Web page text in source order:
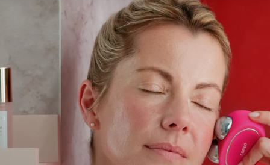
Anmelden
Benutzerkonto
Meine Geräte
Meine Bestellungen
Meine Adressen
Meine Abonnements
FAQ™ Pure Beauty-Tech Elixir
BREAKING NEWS
issa™ Teeth Whitening Set
Deutsch
Español
Italiano
Português
Svenska
Русский
简体中文 繁體中文